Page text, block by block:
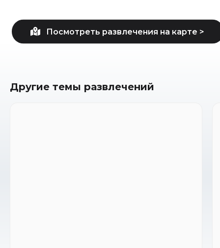
Другие темы развлечений